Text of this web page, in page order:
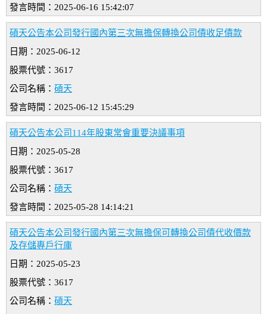
發言時間：2025-06-16 15:42:07
碩天公告本公司發行國內第三次無擔保轉換公司債收足債款
日期：2025-06-12
股票代號：3617
公司名稱： 碩天
發言時間：2025-06-12 15:45:29
碩天公告本公司114年股東常會重要決議事項
日期：2025-05-28
股票代號：3617
公司名稱： 碩天
發言時間：2025-05-28 14:14:21
碩天公告本公司發行國內第三次無擔保可轉換公司債代收價款
及存儲專戶行庫
日期：2025-05-23
股票代號：3617
公司名稱： 碩天